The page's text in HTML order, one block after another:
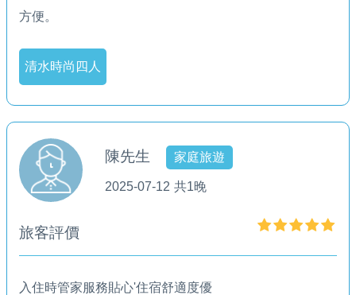
方便。
清水時尚四人
陳先生 家庭旅遊
2025-07-12 共1晚
旅客評價
入住時管家服務貼心'住宿舒適度優